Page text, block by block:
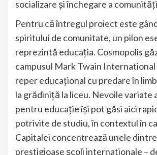
socializare și închegare a
Pentru că întregul proiect este
spiritului de comunitate, un pilon
reprezintă educația. Cosmopolis
campusul Mark Twain International
reper educațional cu predare în
la grădiniță la liceu. Nevoile variate
pentru educație își pot găsi aici
potrivite de studiu, în contextul în
Capitalei concentrează unele
prestigioase școli internaționale –